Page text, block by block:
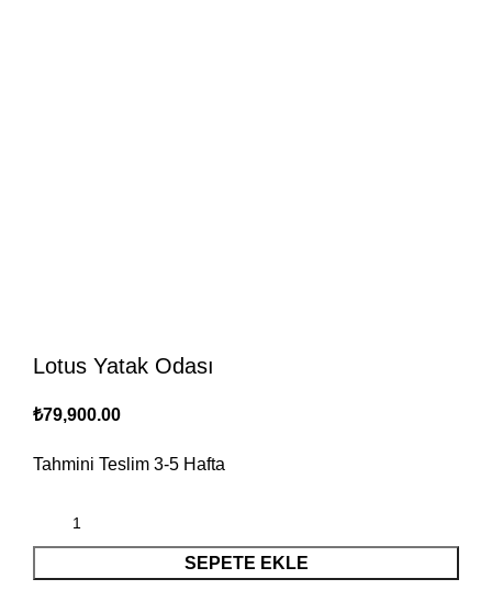
Lotus Yatak Odası
₺79,900.00
Tahmini Teslim 3-5 Hafta
SEPETE EKLE